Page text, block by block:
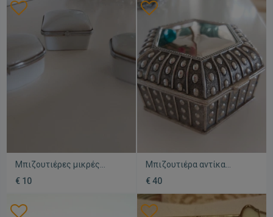
Μπιζουτιέρες μικρές
μεταχειρισμένες από
παρσελάνη
€ 10
Μπιζουτιέρα αντίκα
μεταχειρισμένη
€ 40